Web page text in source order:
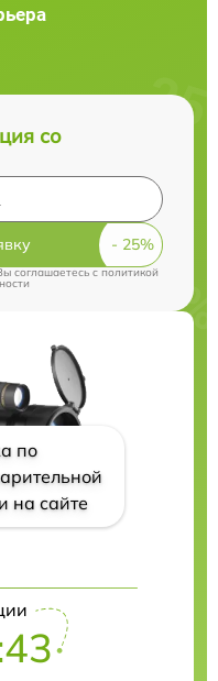
со
соглашаетесь cполитикой
по
на сайте